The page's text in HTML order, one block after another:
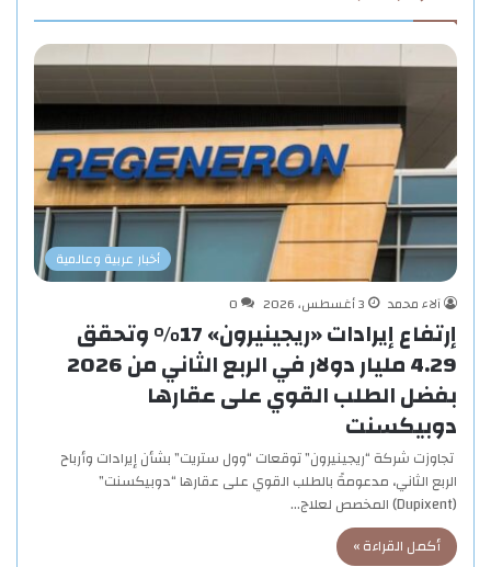
أخبار عربية وعالمية
آلاء محمد
3 أغسطس، 2026 0
إرتفاع إيرادات «ريجينيرون» 17% وتحقق
4.29 مليار دولار في الربع الثاني من 2026
بفضل الطلب القوي على عقارها
دوبيكسنت
تجاوزت شركة “ريجينيرون” توقعات “وول ستريت” بشأن إيرادات وأرباح
الربع الثاني، مدعومةً بالطلب القوي على عقارها “دوبيكسنت”
(Dupixent) المخصص لعلاج…
أكمل القراءة »